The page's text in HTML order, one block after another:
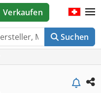
Suchen
Verkaufen